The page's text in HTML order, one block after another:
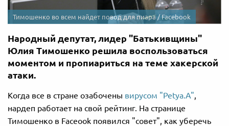
Тимошенко во всем найдет повод для пиара / Facebook
Народный депутат, лидер "Батькивщины"
Юлия Тимошенко решила воспользоваться
моментом и пропиариться на теме хакерской
атаки.
Когда все в стране озабочены вирусом "Petya.A",
нардеп работает на свой рейтинг. На странице
Тимошенко в Faceook появился "совет", как уберечь